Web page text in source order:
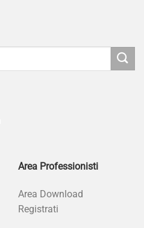
Area Professionisti
Area Download
Registrati